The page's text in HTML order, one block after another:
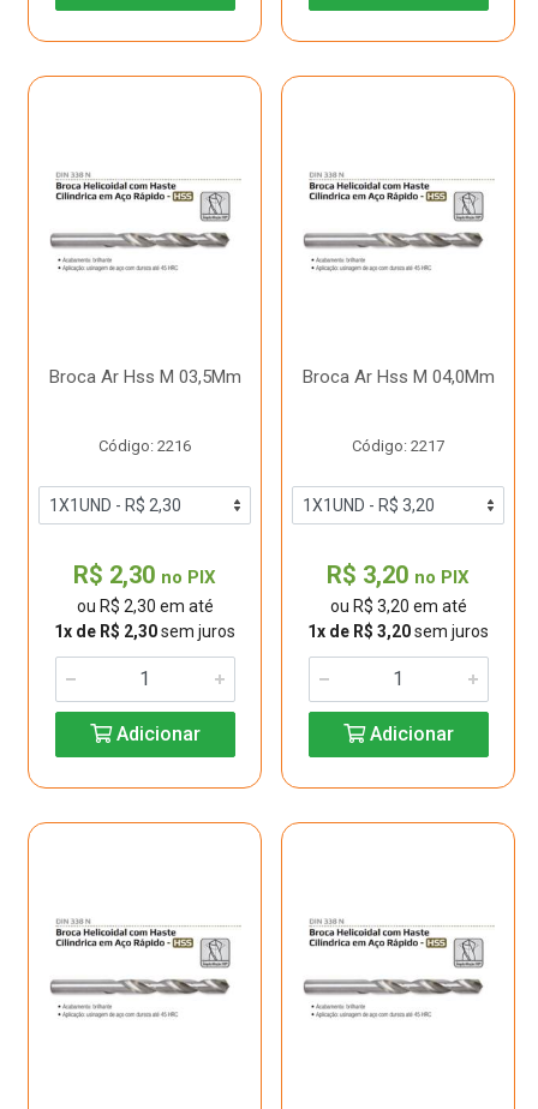
Broca Ar Hss M 03,5Mm
Código: 2216
R$ 2,30 no PIX
ou R$ 2,30 em até
1x de R$ 2,30sem juros
Adicionar
Broca Ar Hss M 04,0Mm
Código: 2217
R$ 3,20 no PIX
ou R$ 3,20 em até
1x de R$ 3,20sem juros
Adicionar